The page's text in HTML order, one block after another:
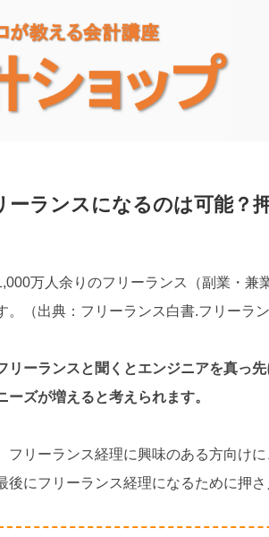
ーランスになるのは可能？
万人余りのフリーランス（副業・兼
。（出典：フリーランス白書.フリーラン
リーランスと聞くとエンジニアを真っ
ーズが増えると考えられます。
フリーランス経理に興味のある方向け
後にフリーランス経理になるために押